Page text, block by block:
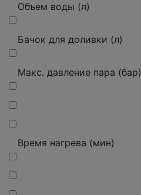
Объем воды (л)
Бачок для доливки (л)
Макс. давление пара (бар)
Время нагрева (мин)